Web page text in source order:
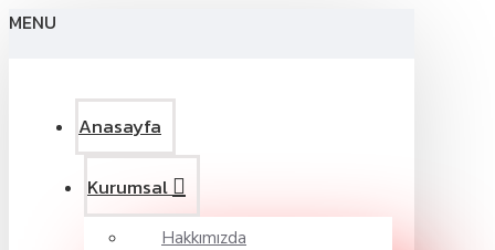
MENU
Anasayfa
Kurumsal
Hakkımızda